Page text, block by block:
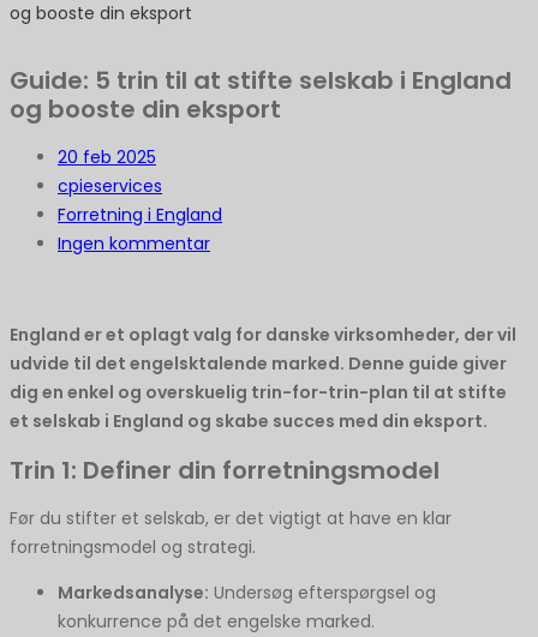
og booste din eksport
Guide: 5 trin til at stifte selskab i England
og booste din eksport
20 feb 2025
cpieservices
Forretning i England
Ingen kommentar
England er et oplagt valg for danske virksomheder, der vil
udvide til det engelsktalende marked. Denne guide giver
dig en enkel og overskuelig trin-for-trin-plan til at stifte
et selskab i England og skabe succes med din eksport.
Trin 1: Definer din forretningsmodel
Før du stifter et selskab, er det vigtigt at have en klar
forretningsmodel og strategi.
Markedsanalyse: Undersøg efterspørgsel og
konkurrence på det engelske marked.